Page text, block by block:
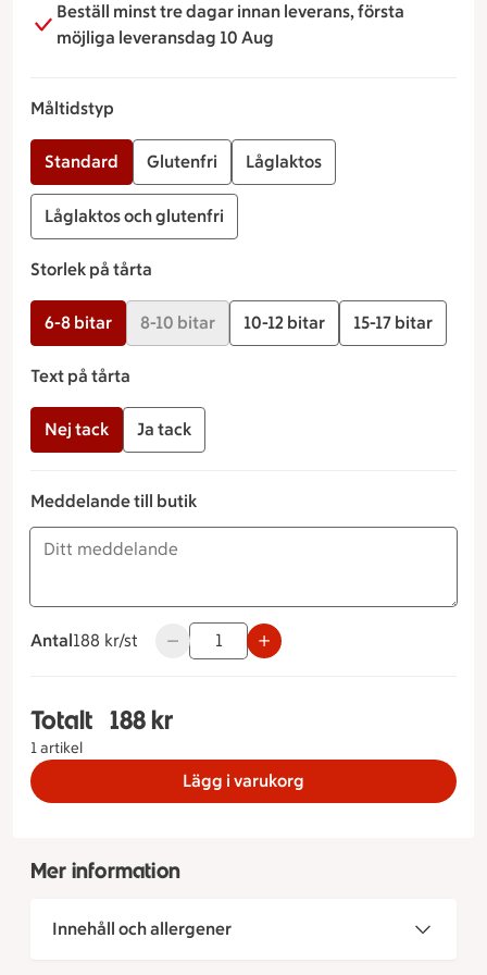
bageri@maxibalsta.se
Beställ minst tre dagar innan leverans, första
möjliga leveransdag 10 Aug
Måltidstyp
Standard Glutenfri Låglaktos
Låglaktos och glutenfri
Storlek på tårta
6-8 bitar 8-10 bitar 10-12 bitar 15-17 bitar
Text på tårta
Nej tack Ja tack
Meddelande till butik
Antal
188 kronor styck
188 kr/st Använd knapparna för att minska eller
Totalt
1 artikel
Totalt 1 stycken Blåbärsprinsess Måltidstyp
188 kr
Lägg i varukorg
Mer information
Innehåll och allergener